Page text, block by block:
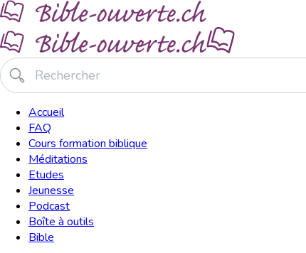
Accueil
FAQ
Cours formation biblique
Méditations
Etudes
Jeunesse
Podcast
Boîte à outils
Bible